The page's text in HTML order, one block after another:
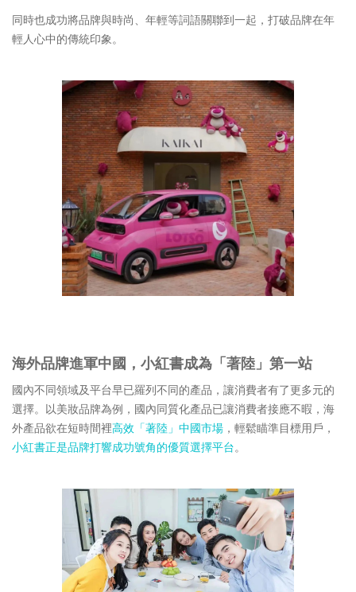
同時也成功將品牌與時尚、年輕等詞語關聯到一起，打破品牌在年
輕人心中的傳統印象。
海外品牌進軍中國，小紅書成為「著陸」第一站
國內不同領域及平台早已羅列不同的產品，讓消費者有了更多元的
選擇。以美妝品牌為例，國內同質化產品已讓消費者接應不暇，海
外產品欲在短時間裡高效「著陸」中國市場 ，輕鬆瞄準目標用戶，
小紅書正是品牌打響成功號角的優質選擇平台。